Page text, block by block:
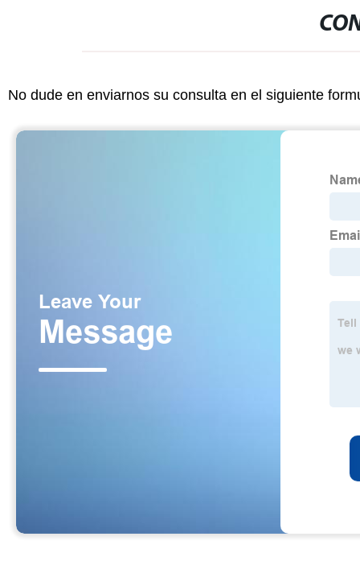
No dude en enviarnos su consulta en el siguiente